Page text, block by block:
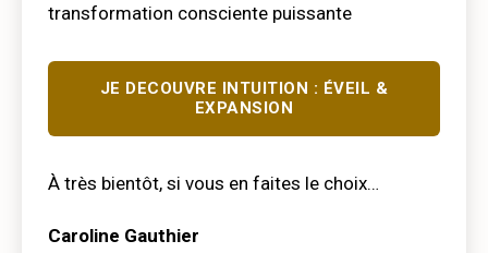
transformation consciente puissante
JE DECOUVRE INTUITION : ÉVEIL &
EXPANSION
À très bientôt, si vous en faites le choix…
Caroline Gauthier